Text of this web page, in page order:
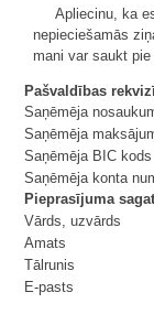
Apliecinu, ka
nepieciešamās
mani var saukt
Pašvaldības
Saņēmēja
Saņēmēja
Saņēmēja BIC kods
Saņēmēja konta
Pieprasījuma
Vārds, uzvārds
Amats
Tālrunis
E-pasts